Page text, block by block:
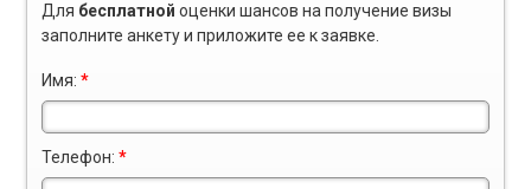
Для бесплатной оценки шансов на получение визы
заполнитеанкетуи приложите ее к заявке.
Имя:*
Телефон:*